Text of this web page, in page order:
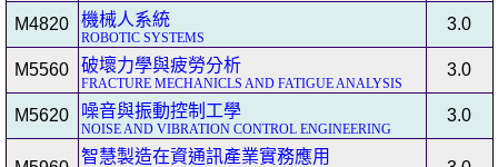
M4820 機械人系統
ROBOTIC SYSTEMS
3.0
M5560 破壞力學與疲勞分析
FRACTURE MECHANICLS AND FATIGUE ANALYSIS
3.0
M5620 噪音與振動控制工學
NOISE AND VIBRATION CONTROL ENGINEERING
3.0
智慧製造在資通訊產業實務應用